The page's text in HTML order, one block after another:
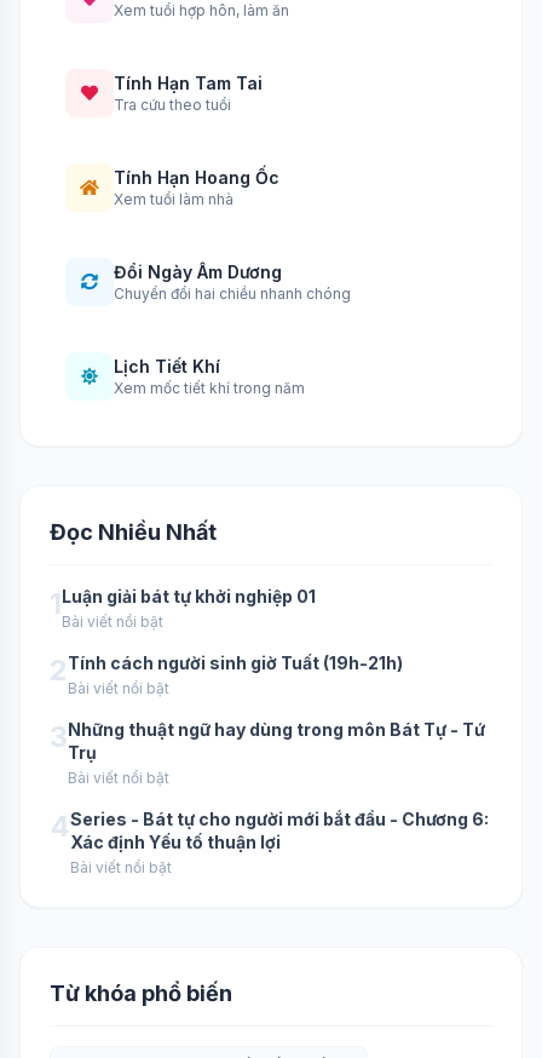
Xem tuổi hợp hôn, làm ăn
Tính Hạn Tam Tai
Tra cứu theo tuổi
Tính Hạn Hoang Ốc
Xem tuổi làm nhà
Đổi Ngày Âm Dương
Chuyển đổi hai chiều nhanh chóng
Lịch Tiết Khí
Xem mốc tiết khí trong năm
Đọc Nhiều Nhất
1Luận giải bát tự khởi nghiệp 01
Bài viết nổi bật
2Tính cách người sinh giờ Tuất (19h-21h)
Bài viết nổi bật
3Những thuật ngữ hay dùng trong môn Bát Tự - Tứ
Trụ
Bài viết nổi bật
4Series - Bát tự cho người mới bắt đầu - Chương 6:
Xác định Yếu tố thuận lợi
Bài viết nổi bật
Từ khóa phổ biến